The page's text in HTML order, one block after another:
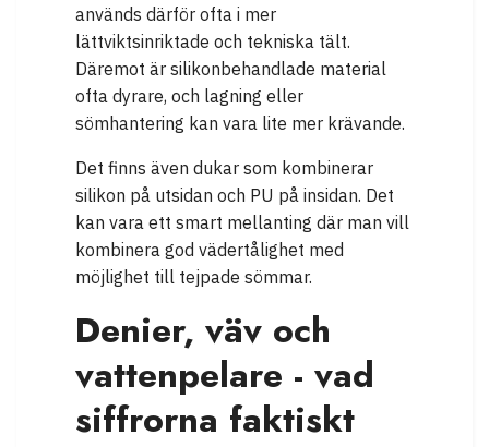
används därför ofta i mer
lättviktsinriktade och tekniska tält.
Däremot är silikonbehandlade material
ofta dyrare, och lagning eller
sömhantering kan vara lite mer krävande.
Det finns även dukar som kombinerar
silikon på utsidan och PU på insidan. Det
kan vara ett smart mellanting där man vill
kombinera god vädertålighet med
möjlighet till tejpade sömmar.
Denier, väv och
vattenpelare - vad
siffrorna faktiskt